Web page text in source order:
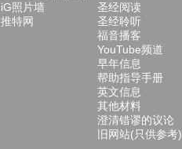
iG照片墙
圣经阅读
推特网
圣经聆听
福音播客
YouTube频道
早年信息
帮助指导手册
英文信息
其他材料
澄清错谬的议论
旧网站(只供参考)